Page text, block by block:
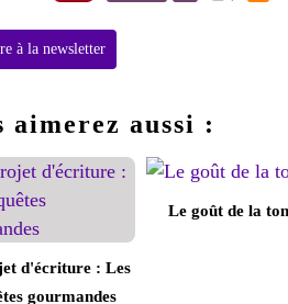
à la newsletter
aimerez aussi :
d'écriture : Les
gourmandes
Le goût de la